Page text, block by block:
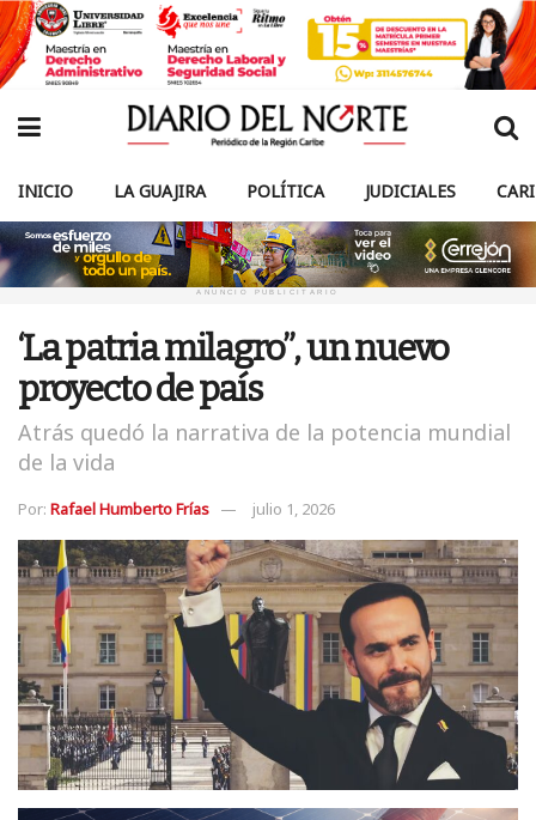
INICIO LA GUAJIRA POLÍTICA JUDICIALES
ANUNCIO PUBLICITARIO
‘La patria milagro”, un nuevo
proyecto de país
Atrás quedó la narrativa de la potencia mundial
de la vida
Por: Rafael Humberto Frías julio 1, 2026